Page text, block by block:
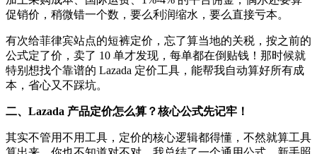
促销价，稍微错一个数，要么利润缩水，要么直接亏本。
有次给菲律宾站点的短裤定价，忘了算当地的关税，按之前的
公式定了价，卖了 10 单才发现，每单都在倒贴钱！那时候就
特别想找个靠谱的 Lazada 定价工具，能帮我自动算好所有成
本，省心又不踩坑。
二、 Lazada 产品定价怎么算？核心公式先记牢！
其实不管用不用工具，定价的核心逻辑都得懂，不然就算工具